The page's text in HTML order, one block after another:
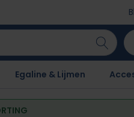
Egaline & Lijmen